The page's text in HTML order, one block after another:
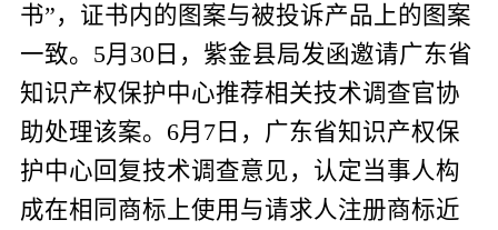
书”，证书内的图案与被投诉产品上的图案
一致。 5月 30日，紫金县局发函邀请广东省
知识产权保护中心推荐相关技术调查官协
助处理该案。 6月 7日，广东省知识产权保
护中心回复技术调查意见，认定当事人构
成在相同商标上使用与请求人注册商标近